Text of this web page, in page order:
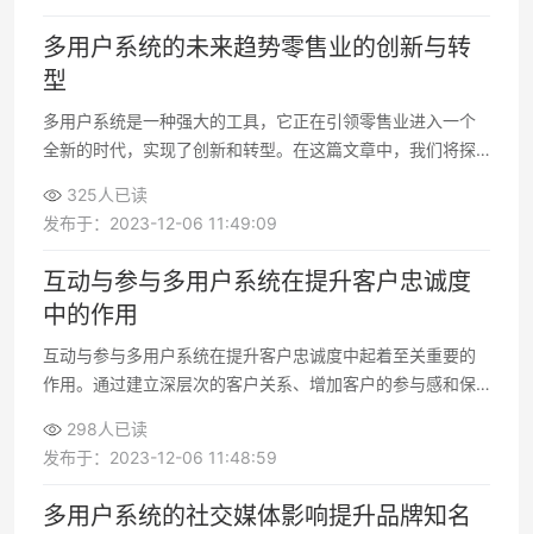
多用户系统的未来趋势零售业的创新与转
型
多用户系统是一种强大的工具，它正在引领零售业进入一个
全新的时代，实现了创新和转型。在这篇文章中，我们将探
势和创新
325人已读
发布于：2023-12-06 11:49:09
互动与参与多用户系统在提升客户忠诚度
中的作用
互动与参与多用户系统在提升客户忠诚度中起着至关重要的
作用。通过建立深层次的客户关系、增加客户的参与感和保
298人已读
发布于：2023-12-06 11:48:59
多用户系统的社交媒体影响提升品牌知名